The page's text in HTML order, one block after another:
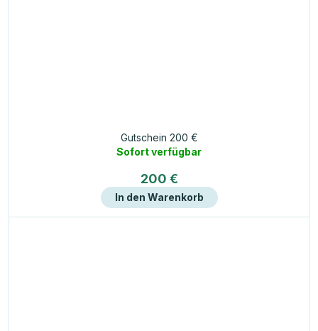
Gutschein 200 €
Sofort verfügbar
200 €
In den Warenkorb